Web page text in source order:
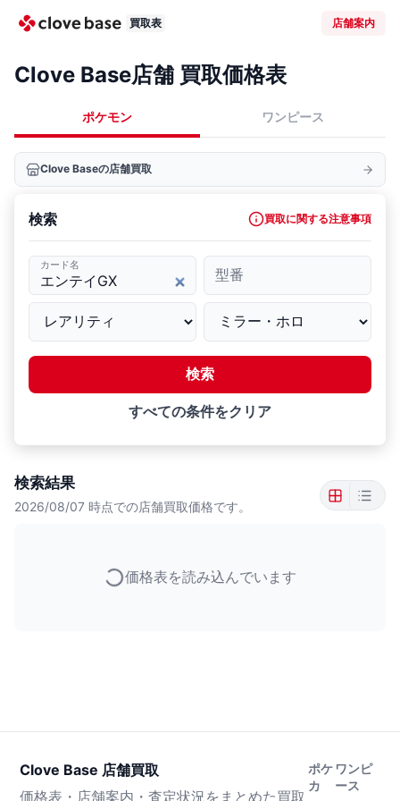
買取表 店舗案内
Clove Base店舗 買取価格表
ポケモン ワンピース
Clove Baseの店舗買取
検索 買取に関する注意事項
カード名
型番
検索
すべての条件をクリア
検索結果
2026/08/07 時点での店舗買取価格です。
価格表を読み込んでいます
Clove Base 店舗買取
価格表・店舗案内・査定状況をまとめた買取
ポケ
カ
ワンピ
ース